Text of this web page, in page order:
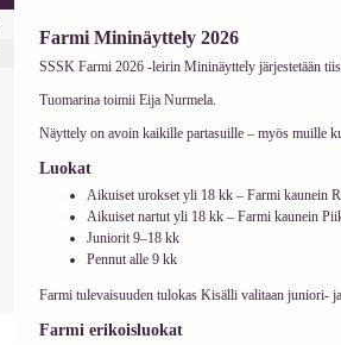
Farmi Mininäyttely 2026
SSSK Farmi 2026 -leirin Mininäyttely järjestetään
Tuomarina toimii Eija Nurmela.
Näyttely on avoin kaikille partasuille – myös muille
Luokat
Aikuiset urokset yli 18 kk – Farmi kaunein
Aikuiset nartut yli 18 kk – Farmi kaunein
Juniorit 9–18 kk
Pennut alle 9 kk
Farmi tulevaisuuden tulokas Kisälli valitaan juniori-
Farmi erikoisluokat